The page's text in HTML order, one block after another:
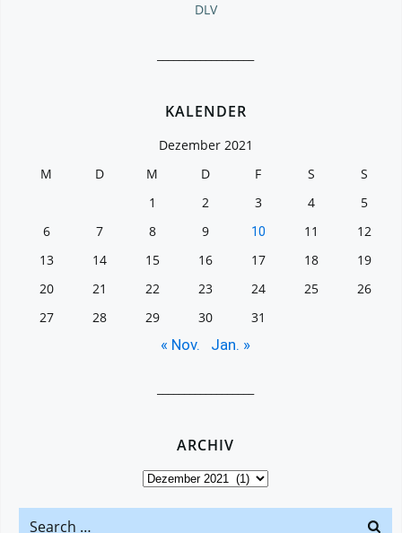
DLV
KALENDER
Dezember 2021
M
D M D F S
S
1
2 3 4
5
6
7 8 9 10 11
12
13
14 15 16 17 18
19
20
21 22 23 24 25
26
27
28 29 30 31
« Nov. Jan. »
ARCHIV
Archiv
Search